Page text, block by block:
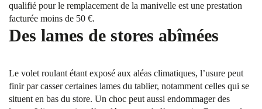
qualifié pour le remplacement de la manivelle est une prestation
facturée moins de 50 €.
Des lames de stores abîmées
Le volet roulant étant exposé aux aléas climatiques, l’usure peut
finir par casser certaines lames du tablier, notamment celles qui se
situent en bas du store. Un choc peut aussi endommager des